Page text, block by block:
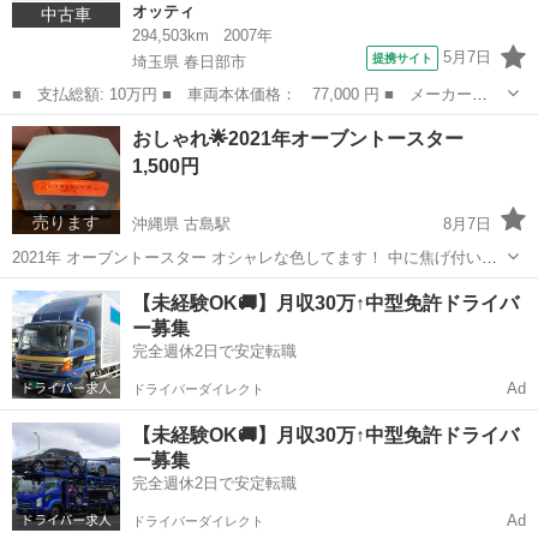
中古車
オッティ
294,503km
2007年
埼玉県 春日部市
提携サイト 5月7日
■ 支払総額: 10万円 ■ 車両本体価格： 77,000 円 ■ メーカー
名： 日産 ■ 車種名： オッティ ■ グレード名： Ｅ パワース
テアリング パワーウィンドウ エアバッグ エアコン 社外ナビ
ＦＭ 純正ＡＷ ４...
埼玉 春日部市 オッティ
売ります
おしゃれ🌟2021年オーブントースター
1,500円
沖縄県 古島駅
8月7日
2021年 オーブントースター オシャレな色してます！ 中に焦げ付いて
ますが クリーニング可能です⭕️ 動作確認済み！
沖縄 浦添市 古島駅 キッチン家電